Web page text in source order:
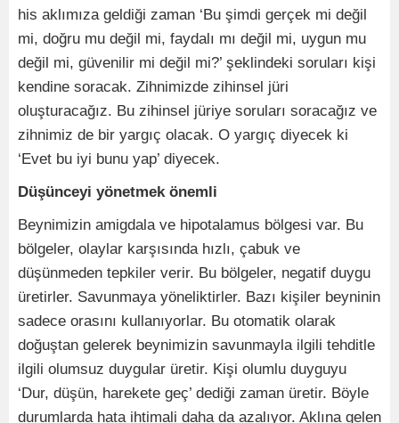
his aklımıza geldiği zaman ‘Bu şimdi gerçek mi değil
mi, doğru mu değil mi, faydalı mı değil mi, uygun mu
değil mi, güvenilir mi değil mi?’ şeklindeki soruları kişi
kendine soracak. Zihnimizde zihinsel jüri
oluşturacağız. Bu zihinsel jüriye soruları soracağız ve
zihnimiz de bir yargıç olacak. O yargıç diyecek ki
‘Evet bu iyi bunu yap’ diyecek.
Düşünceyi yönetmek önemli
Beynimizin amigdala ve hipotalamus bölgesi var. Bu
bölgeler, olaylar karşısında hızlı, çabuk ve
düşünmeden tepkiler verir. Bu bölgeler, negatif duygu
üretirler. Savunmaya yöneliktirler. Bazı kişiler beyninin
sadece orasını kullanıyorlar. Bu otomatik olarak
doğuştan gelerek beynimizin savunmayla ilgili tehditle
ilgili olumsuz duygular üretir. Kişi olumlu duyguyu
‘Dur, düşün, harekete geç’ dediği zaman üretir. Böyle
durumlarda hata ihtimali daha da azalıyor. Aklına gelen